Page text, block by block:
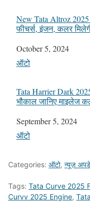
New Tata Altroz 2025
फीचर्स, इंजन, कलर
Date
October 5, 2024
In relation to
ऑटो
Tata Harrier Dark
भौकाल जानिए माइलेज
Date
September 5, 2024
In relation to
ऑटो
Categories: ऑटो, न्यूज़
Tags: Tata Curve 2025
Curvv 2025 Engine,